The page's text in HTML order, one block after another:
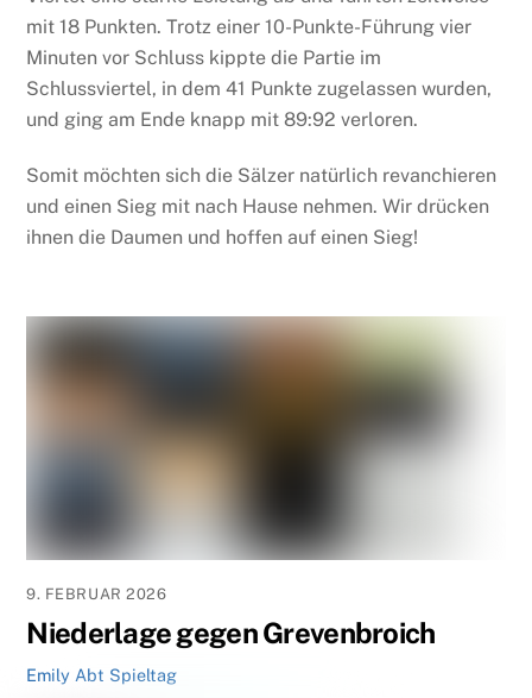
mit 18 Punkten. Trotz einer 10-Punkte-Führung vier
Minuten vor Schluss kippte die Partie im
Schlussviertel, in dem 41 Punkte zugelassen wurden,
und ging am Ende knapp mit 89:92 verloren.
Somit möchten sich die Sälzer natürlich revanchieren
und einen Sieg mit nach Hause nehmen. Wir drücken
ihnen die Daumen und hoffen auf einen Sieg!
9. FEBRUAR 2026
Niederlage gegen Grevenbroich
Emily Abt Spieltag